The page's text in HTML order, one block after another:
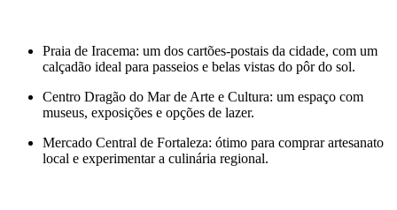
Praia de Iracema: um dos cartões-postais da cidade, com um
calçadão ideal para passeios e belas vistas do pôr do sol.
Centro Dragão do Mar de Arte e Cultura: um espaço com
museus, exposições e opções de lazer.
Mercado Central de Fortaleza: ótimo para comprar artesanato
local e experimentar a culinária regional.